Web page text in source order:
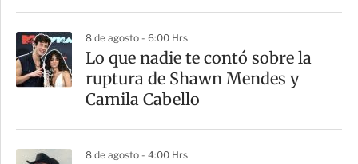
8 de agosto - 6:00 Hrs
Lo que nadie te contó sobre la
ruptura de Shawn Mendes y
Camila Cabello
8 de agosto - 4:00 Hrs